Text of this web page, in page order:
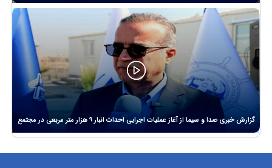
گزارش خبری صدا و سیما از آغاز عملیات اجرایی احداث انبار 9 هزار متر مربعی در مجتمع
بندری